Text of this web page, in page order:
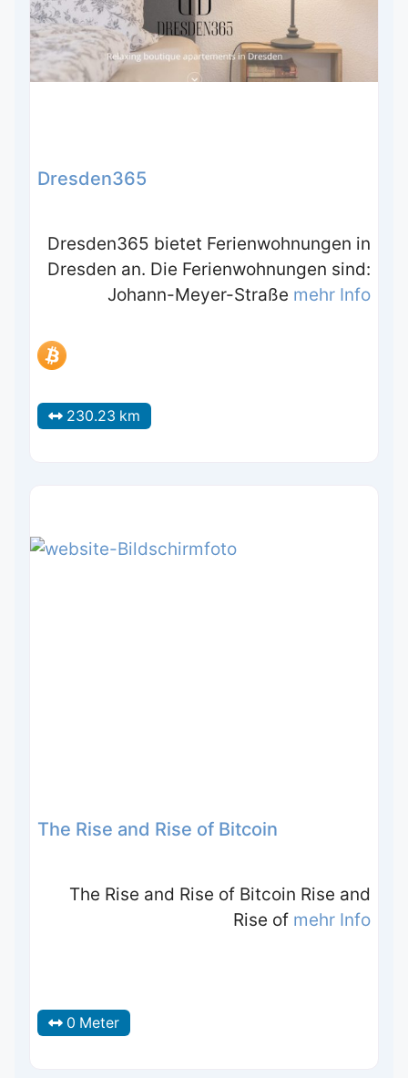
Dresden365
Dresden365 bietet Ferienwohnungen in
Dresden an. Die Ferienwohnungen sind:
Johann-Meyer-Straße mehr Info
230.23 km
The Rise and Rise of Bitcoin
The Rise and Rise of Bitcoin Rise and
Rise of mehr Info
0 Meter